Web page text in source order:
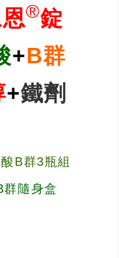
®錠
+B群
+鐵劑
B群3瓶組
群隨身盒